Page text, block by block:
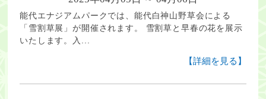
能代エナジアムパークでは、能代白神山野草会による
「雪割草展」が開催されます。 雪割草と早春の花を展示
いたします。入...
【詳細を見る】